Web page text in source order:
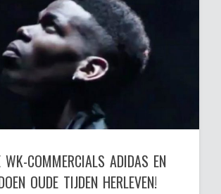
WK-COMMERCIALS ADIDAS EN
OUDE TIJDEN HERLEVEN!